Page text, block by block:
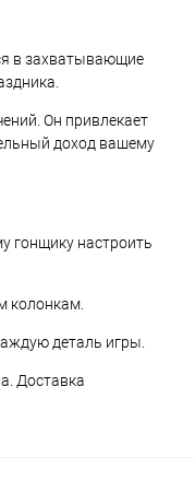
в захватывающие
Он привлекает
доход вашему
гонщику настроить
колонкам.
деталь игры.
Доставка